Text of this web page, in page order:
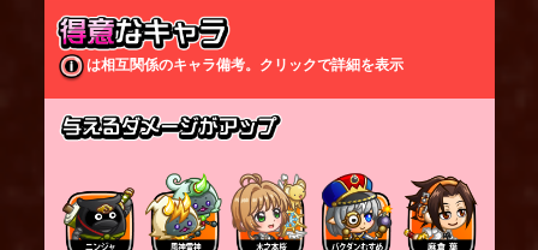
残りHPが少ない敵を優先して狙う。スキルのダメー
ジは敵の防御力を無視する。
は相互関係のキャラ備考。クリックで詳細を表示